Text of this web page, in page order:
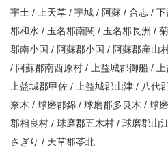
宇土 / 上天草 / 宇城 / 阿蘇 / 合志 /
郡和水 / 玉名郡南関 / 玉名郡長洲 /
郡南小国 / 阿蘇郡小国 / 阿蘇郡産山
/ 阿蘇郡南西原村 / 上益城郡御船 /
上益城郡甲佐 / 上益城郡山津 / 八代
奈木 / 球磨郡錦 / 球磨郡多良木 / 球
郡相良村 / 球磨郡五木村 / 球磨郡山
さぎり / 天草郡苓北